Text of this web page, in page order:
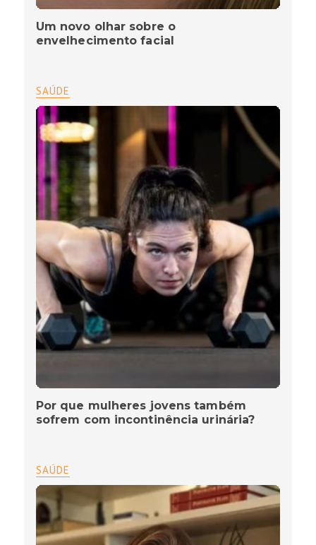
Um novo olhar sobre o
envelhecimento facial
SAÚDE
Por que mulheres jovens também
sofrem com incontinência urinária?
SAÚDE